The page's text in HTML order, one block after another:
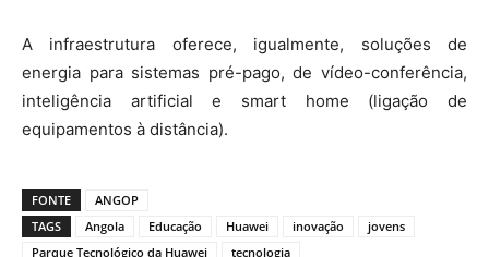
A infraestrutura oferece, igualmente, soluções de
energia para sistemas pré-pago, de vídeo-conferência,
inteligência artificial e smart home (ligação de
equipamentos à distância).
FONTE
ANGOP
TAGS
Angola Educação Huawei inovação
jovens
Parque Tecnológico da Huawei
tecnologia